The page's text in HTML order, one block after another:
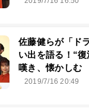
佐藤健らが「ド
い出を語る！“
嘆き、懐かしむ
2019/7/16 20:49